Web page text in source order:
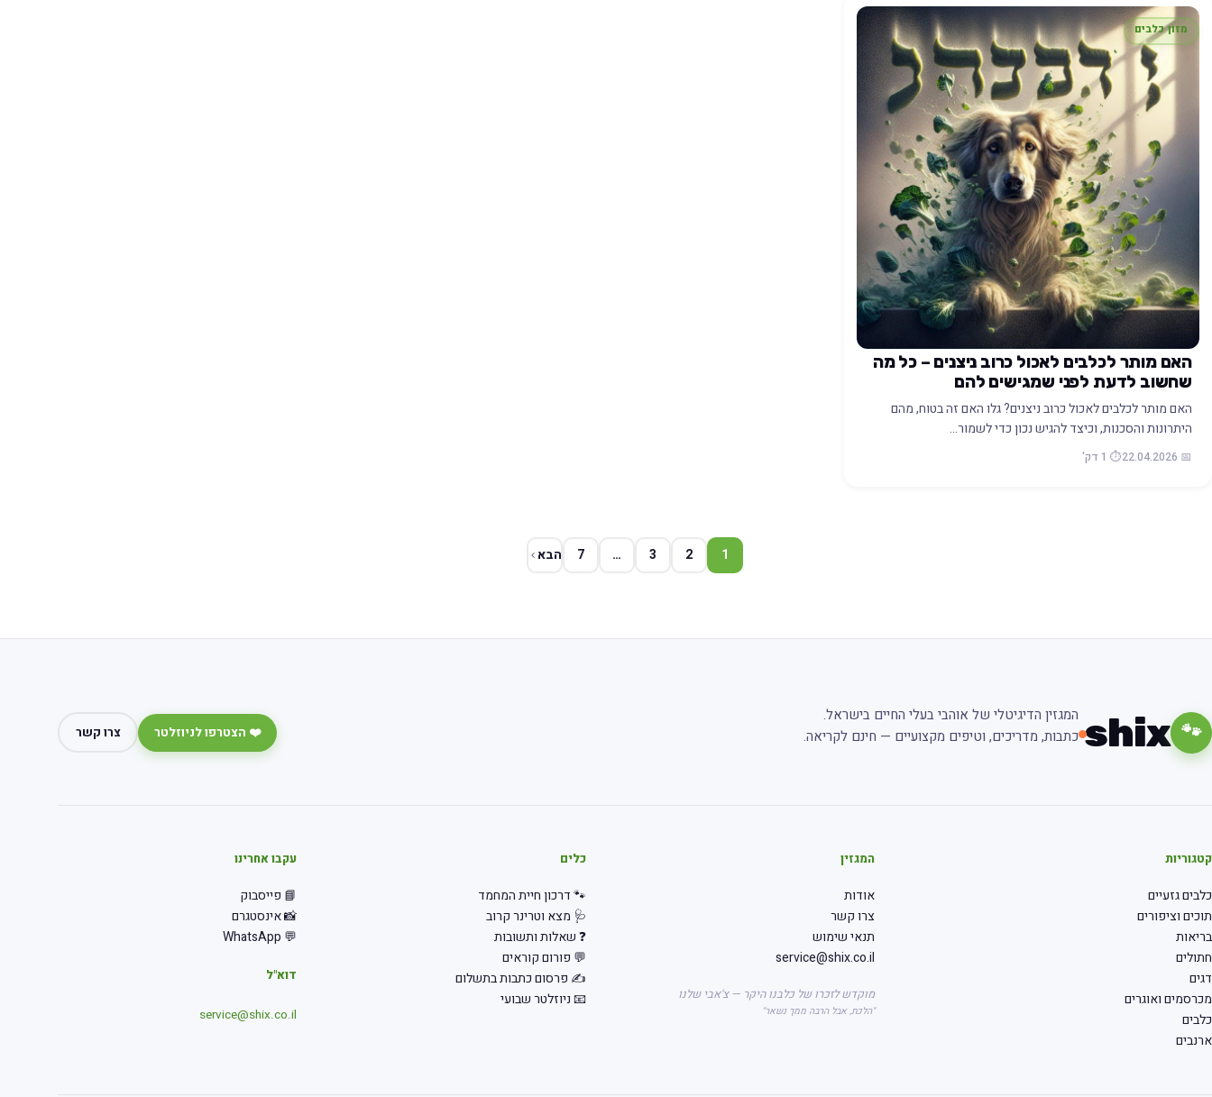
מזון כלבים
האם מותר לכלבים לאכול כרוב ניצנים – כל מה
שחשוב לדעת לפני שמגישים להם
האם מותר לכלבים לאכול כרוב ניצנים? גלו האם זה בטוח, מהם
היתרונות והסכנות, וכיצד להגיש נכון כדי לשמור…
📅 22.04.2026 ⏱️ 1 דק'
1
2
3
…
7 הבא
🐾
shix המגזין הדיגיטלי של אוהבי בעלי החיים בישראל.
כתבות, מדריכים, וטיפים מקצועיים — חינם לקריאה.
❤️ הצטרפו לניוזלטר צרו קשר
קטגוריות
כלבים גזעיים
תוכים וציפורים
בריאות
חתולים
דגים
מכרסמים ואוגרים
כלבים
ארנבים
המגזין
אודות
צרו קשר
תנאי שימוש
service@shix.co.il
מוקדש לזכרו של כלבנו היקר — צ'אבי שלנו
"הלכת, אבל הרבה ממך נשאר"
כלים
🐾 דרכון חיית המחמד
🩺 מצא וטרינר קרוב
❓ שאלות ותשובות
💬 פורום קוראים
✍️ פרסום כתבות בתשלום
📧 ניוזלטר שבועי
עקבו אחרינו
📘 פייסבוק
📸 אינסטגרם
💬 WhatsApp
דוא"ל
service@shix.co.il